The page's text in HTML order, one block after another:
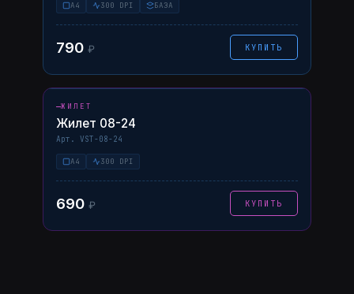
A4 300 DPI БАЗА
790 ₽ КУПИТЬ
НАВЕДИТЕ — ФОТО ↗
ЖИЛЕТ
Жилет 08-24
Арт. VST-08-24
A4 300 DPI
690 ₽ КУПИТЬ